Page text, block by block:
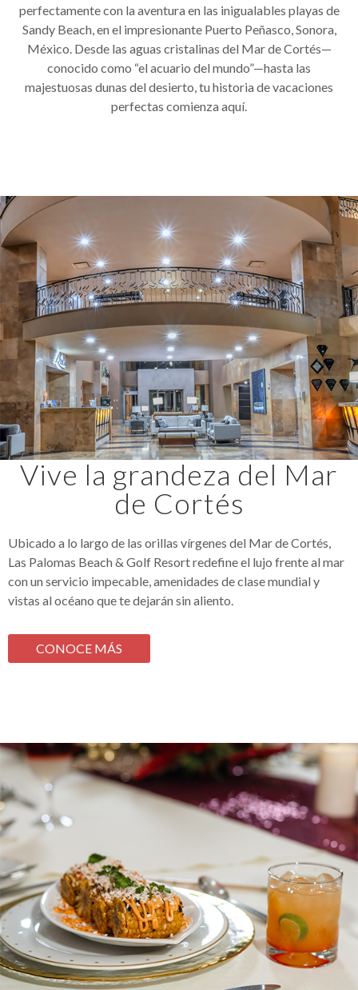
perfectamente con la aventura en las inigualables playas de
Sandy Beach, en el impresionante Puerto Peñasco, Sonora,
México. Desde las aguas cristalinas del Mar de Cortés—
conocido como “el acuario del mundo”—hasta las
majestuosas dunas del desierto, tu historia de vacaciones
perfectas comienza aquí.
Vive la grandeza del Mar
de Cortés
Ubicado a lo largo de las orillas vírgenes del Mar de Cortés,
Las Palomas Beach & Golf Resort redefine el lujo frente al mar
con un servicio impecable, amenidades de clase mundial y
vistas al océano que te dejarán sin aliento.
CONOCE MÁS